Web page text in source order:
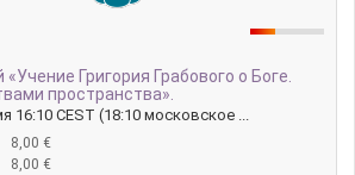
«Учение Григория Грабового о Боге.
пространства».
16:10 CEST (18:10 московское ...
8,00 €
8,00 €